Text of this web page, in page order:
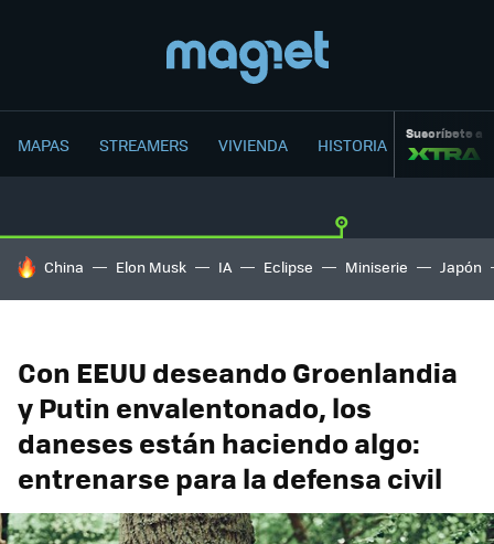
MAPAS STREAMERS VIVIENDA HISTORIA Suscríbete a
HOY SE HABLA DE
China Elon Musk IA Eclipse Miniserie Japón
Con EEUU deseando Groenlandia
y Putin envalentonado, los
daneses están haciendo algo:
entrenarse para la defensa civil